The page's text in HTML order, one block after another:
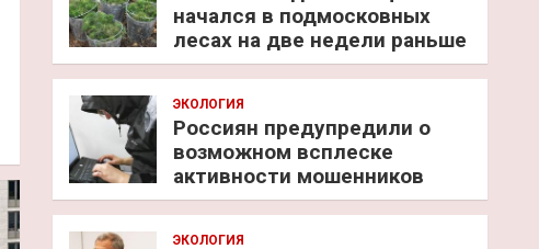
начался в подмосковных
лесах на две недели раньше
ЭКОЛОГИЯ
Россиян предупредили о
возможном всплеске
активности мошенников
ЭКОЛОГИЯ